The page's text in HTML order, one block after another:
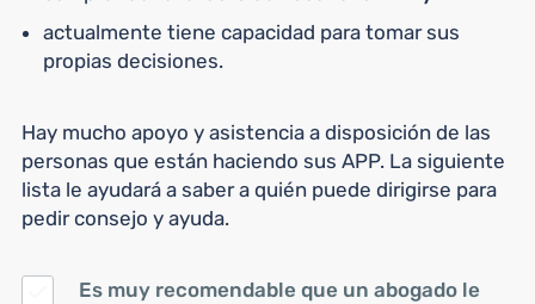
actualmente tiene capacidad para tomar sus
propias decisiones.
Hay mucho apoyo y asistencia a disposición de las
personas que están haciendo sus APP. La siguiente
lista le ayudará a saber a quién puede dirigirse para
pedir consejo y ayuda.
Es muy recomendable que un abogado le